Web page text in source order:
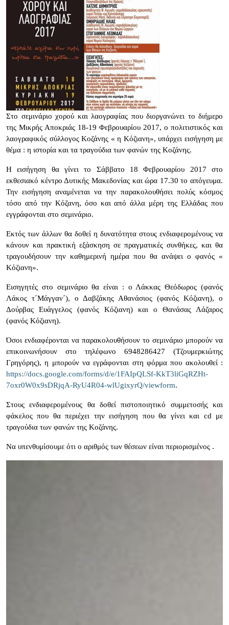
Στο σεμινάριο χορού και λαογραφίας που διοργανώνει το διήμερο
της Μικρής Αποκριάς 18-19 Φεβρουαρίου 2017, ο πολιτιστικός και
λαογραφικός σύλλογος Κοζάνης « η Κόζιανη», υπάρχει εισήγηση με
θέμα : η ιστορία και τα τραγούδια των φανών της Κοζάνης.
Η εισήγηση θα γίνει το Σάββατο 18 Φεβρουαρίου 2017 στο
εκθεσιακό κέντρο Δυτικής Μακεδονίας και ώρα 17.30 το απόγευμα.
Την εισήγηση αναμένεται να την παρακολουθήσει πολύς κόσμος
τόσο από την Κόζανη, όσο και από άλλα μέρη της Ελλάδας που
εγγράφονται στο σεμινάριο.
Εκτός των άλλων θα δοθεί η δυνατότητα στους ενδιαφερομένους να
κάνουν και πρακτική εξάσκηση σε πραγματικές συνθήκες, και θα
τραγουδήσουν την καθημερινή ημέρα που θα ανάψει ο φανός «
Κόζιανη».
Εισηγητές στο σεμινάριο θα είναι : ο Λάκκας Θεόδωρος (φανός
Λάκος τ΄Μάγγαν΄), ο Δαβζάκης Αθανάσιος (φανός Κόζιανη), ο
Δούρβας Ευάγγελος (φανός Κόζιανη) και ο Θανάσας Λάζαρος
(φανός Κόζιανη).
Όσοι ενδιαφέρονται να παρακολουθήσουν το σεμινάριο μπορούν να
επικοινωνήσουν στο τηλέφωνο 6948286427 (Τζουμερκιώτης
Γρηγόρης), η μπορούν να εγράφονται στη φόρμα που ακολουθεί :
https://docs.google.com/forms/d/e/1FAIpQLSf-KkT3liGqRZHt-
7oxr0W0x9sDRjqA-RyU4R04-wlUgixyrQ/viewform.
Στους ενδιαφερομένους θα δοθεί πιστοποιητικό συμμετοσής και
φάκελος που θα περιέχει την εισήγηση που θα γίνει και cd με
τραγούδια των φανών της Κοζάνης.
Να υπενθυμίσουμε ότι ο αριθμός των θέσεων είναι περιορισμένος .